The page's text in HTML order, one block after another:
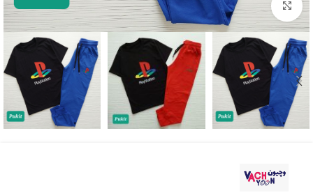
بزرگنمایی تصویر